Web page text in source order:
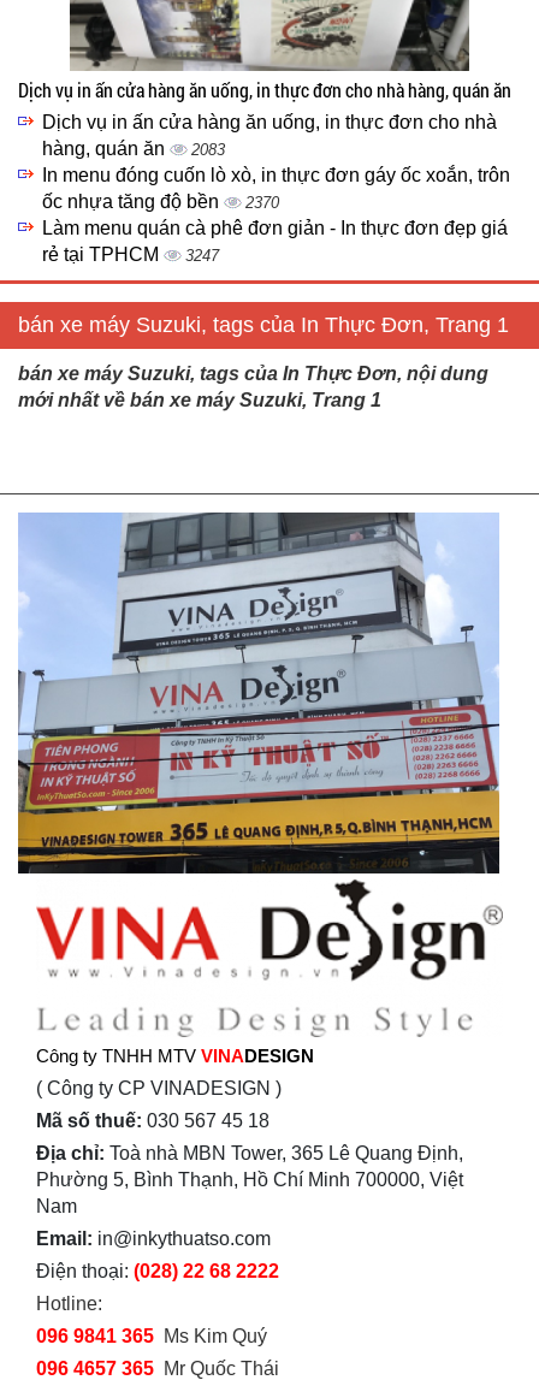
Dịch vụ in ấn cửa hàng ăn uống, in thực đơn cho nhà hàng, quán ăn
Dịch vụ in ấn cửa hàng ăn uống, in thực đơn cho nhà
hàng, quán ăn
2083
In menu đóng cuốn lò xò, in thực đơn gáy ốc xoắn, trôn
ốc nhựa tăng độ bền
2370
Làm menu quán cà phê đơn giản - In thực đơn đẹp giá
rẻ tại TPHCM
3247
bán xe máy Suzuki, tags của In Thực Đơn, Trang 1
bán xe máy Suzuki, tags của In Thực Đơn, nội dung
mới nhất về bán xe máy Suzuki, Trang 1
Công ty TNHH MTV VINADESIGN
( Công ty CP VINADESIGN )
Mã số thuế: 030 567 45 18
Địa chỉ: Toà nhà MBN Tower, 365 Lê Quang Định,
Phường 5, Bình Thạnh, Hồ Chí Minh 700000, Việt
Nam
Email: in@inkythuatso.com
Điện thoại: (028) 22 68 2222
Hotline:
096 9841 365 Ms Kim Quý
096 4657 365 Mr Quốc Thái